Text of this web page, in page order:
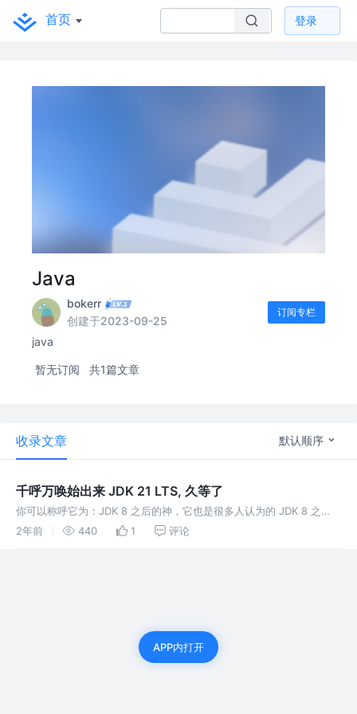
首页 登录
Java
bokerr
创建于2023-09-25
订阅专栏
java
暂无订阅 共1篇文章
收录文章 默认顺序
千呼万唤始出来 JDK 21 LTS, 久等了
你可以称呼它为：JDK 8 之后的神，它也是很多人认为的 JDK 8 之
后，最值得升级的版本。 以前大家都说： 抱歉，这次JDK 21 我不得不
2年前 440 1 评论
APP内打开